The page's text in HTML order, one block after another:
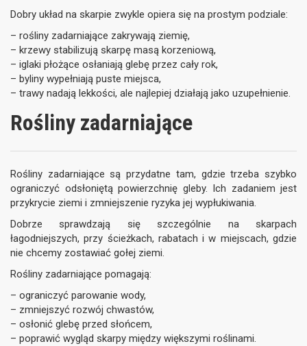
Dobry układ na skarpie zwykle opiera się na prostym podziale:
– rośliny zadarniające zakrywają ziemię,
– krzewy stabilizują skarpę masą korzeniową,
– iglaki płożące osłaniają glebę przez cały rok,
– byliny wypełniają puste miejsca,
– trawy nadają lekkości, ale najlepiej działają jako uzupełnienie.
Rośliny zadarniające
Rośliny zadarniające są przydatne tam, gdzie trzeba szybko
ograniczyć odsłoniętą powierzchnię gleby. Ich zadaniem jest
przykrycie ziemi i zmniejszenie ryzyka jej wypłukiwania.
Dobrze sprawdzają się szczególnie na skarpach
łagodniejszych, przy ścieżkach, rabatach i w miejscach, gdzie
nie chcemy zostawiać gołej ziemi.
Rośliny zadarniające pomagają:
– ograniczyć parowanie wody,
– zmniejszyć rozwój chwastów,
– osłonić glebę przed słońcem,
– poprawić wygląd skarpy między większymi roślinami.